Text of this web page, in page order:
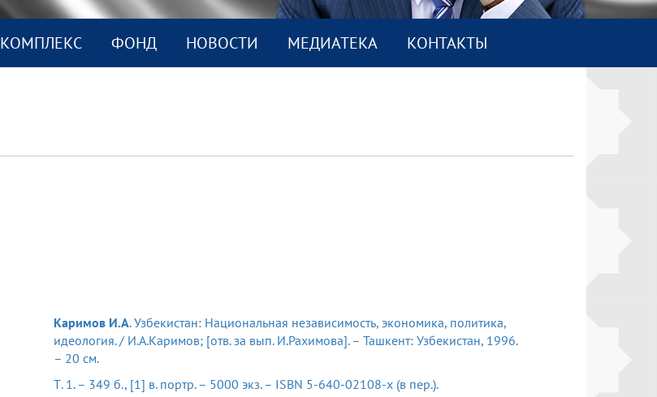
КОМПЛEКС ФОНД НОВОСТИ МEДИАТEКА КОНТАКТЫ
Каримов И.А. Узбекистан: Национальная независимость, экономика, политика,
идеология. / И.А.Каримов; [отв. за вып. И.Рахимова]. – Ташкент: Узбекистан, 1996.
– 20 см.
Т. 1. – 349 б., [1] в. портр. – 5000 экз. – ISBN 5-640-02108-х (в пер.).